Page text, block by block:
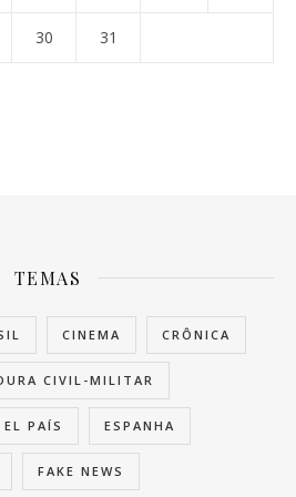
30 31
TEMAS
CINEMA CRÔNICA
CIVIL-MILITAR
EL PAÍS ESPANHA
FAKE NEWS